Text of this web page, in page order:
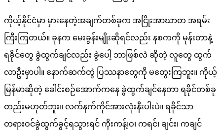
ကိုယ့်နိုင်ငံမှာ မှားနေတဲ့အချက်တစ်ခုက အငြိုးအာဃာတ အရမ်း
ကြီးကြတယ်။ ခုနက မေးခွန်းမျိုးဆိုရင်လည်း နစကကို မုန်းတာနဲ့
ရခိုင်တွေ ခွဲထွက်ချင်လည်း ခွဲပေါ့ ဘာဖြစ်လဲ ဆိုတဲ့ လူတွေ ထွက်
လာဦးမှာပါ။ နောက်ဆက်တွဲ ပြဿနာတွေကို မတွေးကြဘူး။ ကိုယ့်
မြန်မာဆိုတဲ့ ခေါင်းစဉ်အောက်ကနေ ခွဲထွက်ချင်နေတာ ရခိုင်တစ်ခု
တည်းမဟုတ်ဘူး။ လက်နက်ကိုင်အားလုံးနီးပါးပဲ။ ရခိုင်သာ
တရားဝင်ခွဲထွက်ခွင့်ရသွားရင် ကိုးကန့်၊ဝ၊ ကရင်၊ ချင်း၊ ကချင်